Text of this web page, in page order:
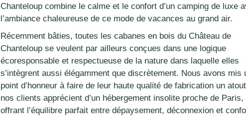
Chanteloup combine le calme et le confort d’un camping de luxe
l’ambiance chaleureuse de ce mode de vacances au grand air.
Récemment bâties, toutes les cabanes en bois du Château de
Chanteloup se veulent par ailleurs conçues dans une logique
écoresponsable et respectueuse de la nature dans laquelle elles
s’intègrent aussi élégamment que discrètement. Nous avons mis
point d’honneur à faire de leur haute qualité de fabrication un
nos clients apprécient d’un hébergement insolite proche de Paris,
offrant l’équilibre parfait entre dépaysement, déconnexion et